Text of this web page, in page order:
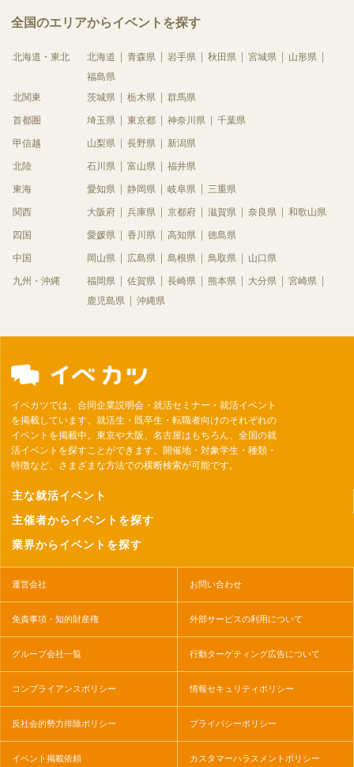
全国のエリアからイベントを探す
北海道・東北 北海道 青森県 岩手県 秋田県 宮城県
山形県
福島県
北関東
茨城県 栃木県 群馬県
首都圏 埼玉県 東京都 神奈川県 千葉県
甲信越 山梨県 長野県 新潟県
北陸 石川県 富山県 福井県
東海 愛知県 静岡県 岐阜県 三重県
関西 大阪府 兵庫県 京都府 滋賀県 奈良県 和歌山県
四国 愛媛県 香川県 高知県 徳島県
中国 岡山県 広島県 島根県 鳥取県 山口県
九州・沖縄 福岡県 佐賀県 長崎県 熊本県 大分県
宮崎県
鹿児島県
沖縄県
イベカツでは、合同企業説明会・就活セミナー・就活イベント
を掲載しています。就活生・既卒生・転職者向けのそれぞれの
イベントを掲載中。東京や大阪、名古屋はもちろん、全国の就
活イベントを探すことができます。開催地・対象学生・種類・
特徴など、さまざまな方法での横断検索が可能です。
主な就活イベント
主催者からイベントを探す
業界からイベントを探す
運営会社 お問い合わせ
免責事項・知的財産権 外部サービスの利用について
グループ会社一覧 行動ターゲティング広告について
コンプライアンスポリシー 情報セキュリティポリシー
反社会的勢力排除ポリシー プライバシーポリシー
イベント掲載依頼 カスタマーハラスメントポリシー